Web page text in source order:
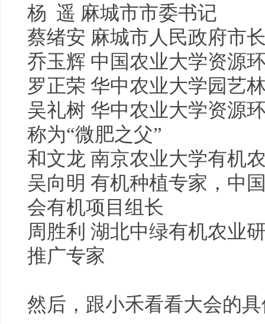
杨 遥 麻城市市委书记
蔡绪安 麻城市人民政府市
乔玉辉 中国农业大学资源
罗正荣 华中农业大学园艺
吴礼树 华中农业大学资源
称为“微肥之父”
和文龙 南京农业大学有机
吴向明 有机种植专家，中
会有机项目组长
周胜利 湖北中绿有机农业
推广专家
然后，跟小禾看看大会的